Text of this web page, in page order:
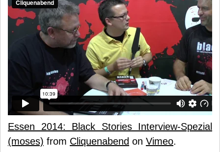
Essen 2014: Black Stories Interview-Spezial
(moses) from Cliquenabend on Vimeo.